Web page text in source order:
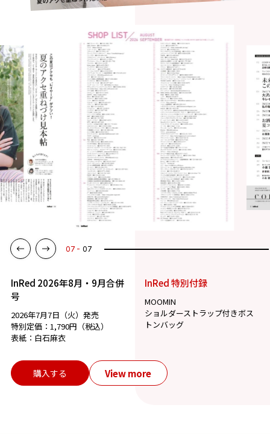
07 07
InRed 2026年8月・9月合併
号
2026年7月7日（火）発売
特別定価：1,790円（税込）
表紙：白石麻衣
InRed 特別付録
MOOMIN
ショルダーストラップ付きボス
トンバッグ
購入する View more